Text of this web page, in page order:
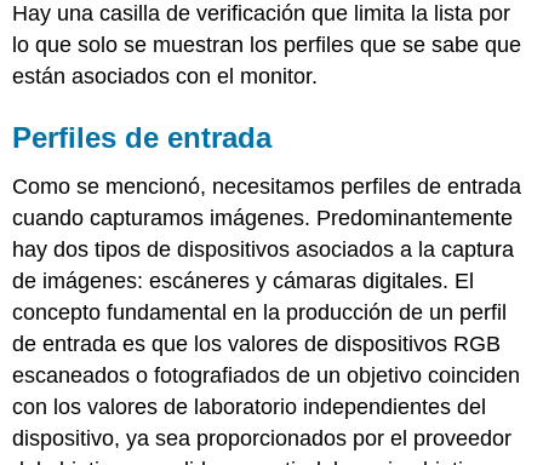
Hay una casilla de verificación que limita la lista por
lo que solo se muestran los perfiles que se sabe que
están asociados con el monitor.
Perfiles de entrada
Como se mencionó, necesitamos perfiles de entrada
cuando capturamos imágenes. Predominantemente
hay dos tipos de dispositivos asociados a la captura
de imágenes: escáneres y cámaras digitales. El
concepto fundamental en la producción de un perfil
de entrada es que los valores de dispositivos RGB
escaneados o fotografiados de un objetivo coinciden
con los valores de laboratorio independientes del
dispositivo, ya sea proporcionados por el proveedor